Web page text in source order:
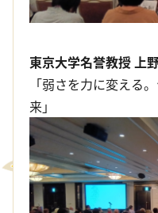
東京大学名誉教授 上
「弱さを力に変える
来」